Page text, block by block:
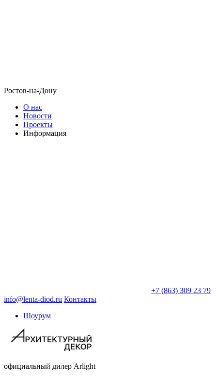
Ростов-на-Дону
О нас
Новости
Проекты
Информация
+7 (863) 309 23 79
info@lenta-diod.ru Контакты
Шоурум
официальный дилер Arlight